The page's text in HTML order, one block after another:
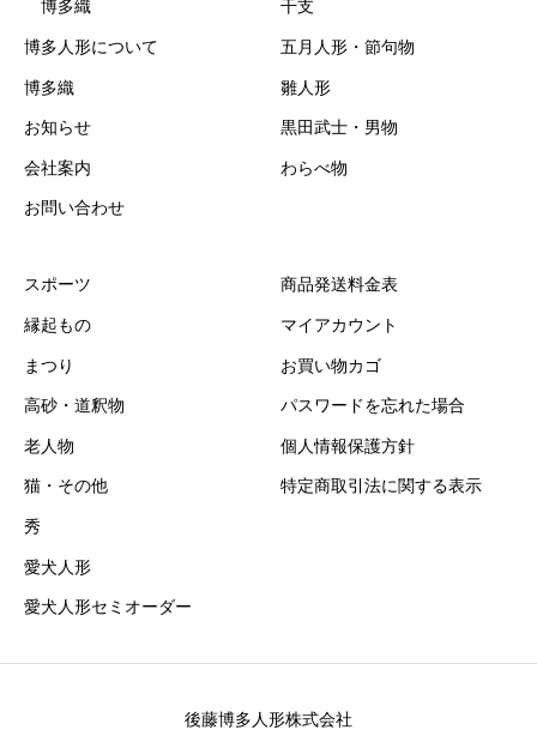
博多織
博多人形について
博多織
お知らせ
会社案内
お問い合わせ
干支
五月人形・節句物
雛人形
黒田武士・男物
わらべ物
スポーツ
縁起もの
まつり
高砂・道釈物
老人物
猫・その他
秀
愛犬人形
愛犬人形セミオーダー
商品発送料金表
マイアカウント
お買い物カゴ
パスワードを忘れた場合
個人情報保護方針
特定商取引法に関する表示
後藤博多人形株式会社